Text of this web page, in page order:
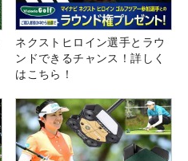
ネクストヒロイン選手とラウ
ンドできるチャンス！詳しく
はこちら！